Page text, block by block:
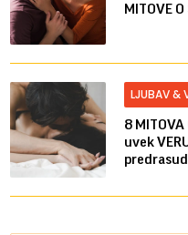
MITOVE O
LJUBAV &
8 MITOVA
uvek